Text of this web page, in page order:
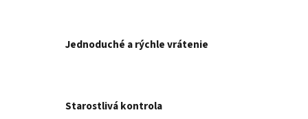
Jednoduché a rýchle vrátenie
Starostlivá kontrola